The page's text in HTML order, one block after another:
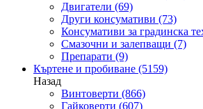
Двигатели (69)
Други консумативи (73)
Консумативи за градинска
Смазочни и залепващи (7)
Препарати (9)
Къртене и пробиване (5159)
Назад
Винтоверти (866)
Гайковерти (607)